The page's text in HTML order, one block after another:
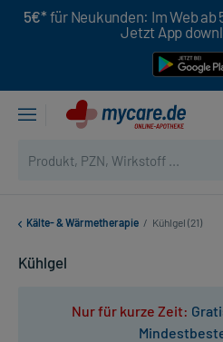
5€* für Neukunden: Im Web ab
Jetzt App
Kälte- & Wärmetherapie / Kühlgel (21)
Kühlgel
Nur für kurze Zeit: